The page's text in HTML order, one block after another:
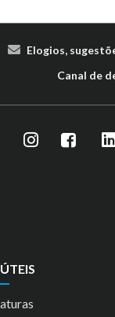
Elogios,
Canal de